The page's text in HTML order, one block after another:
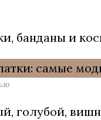
банданы и
голубой,